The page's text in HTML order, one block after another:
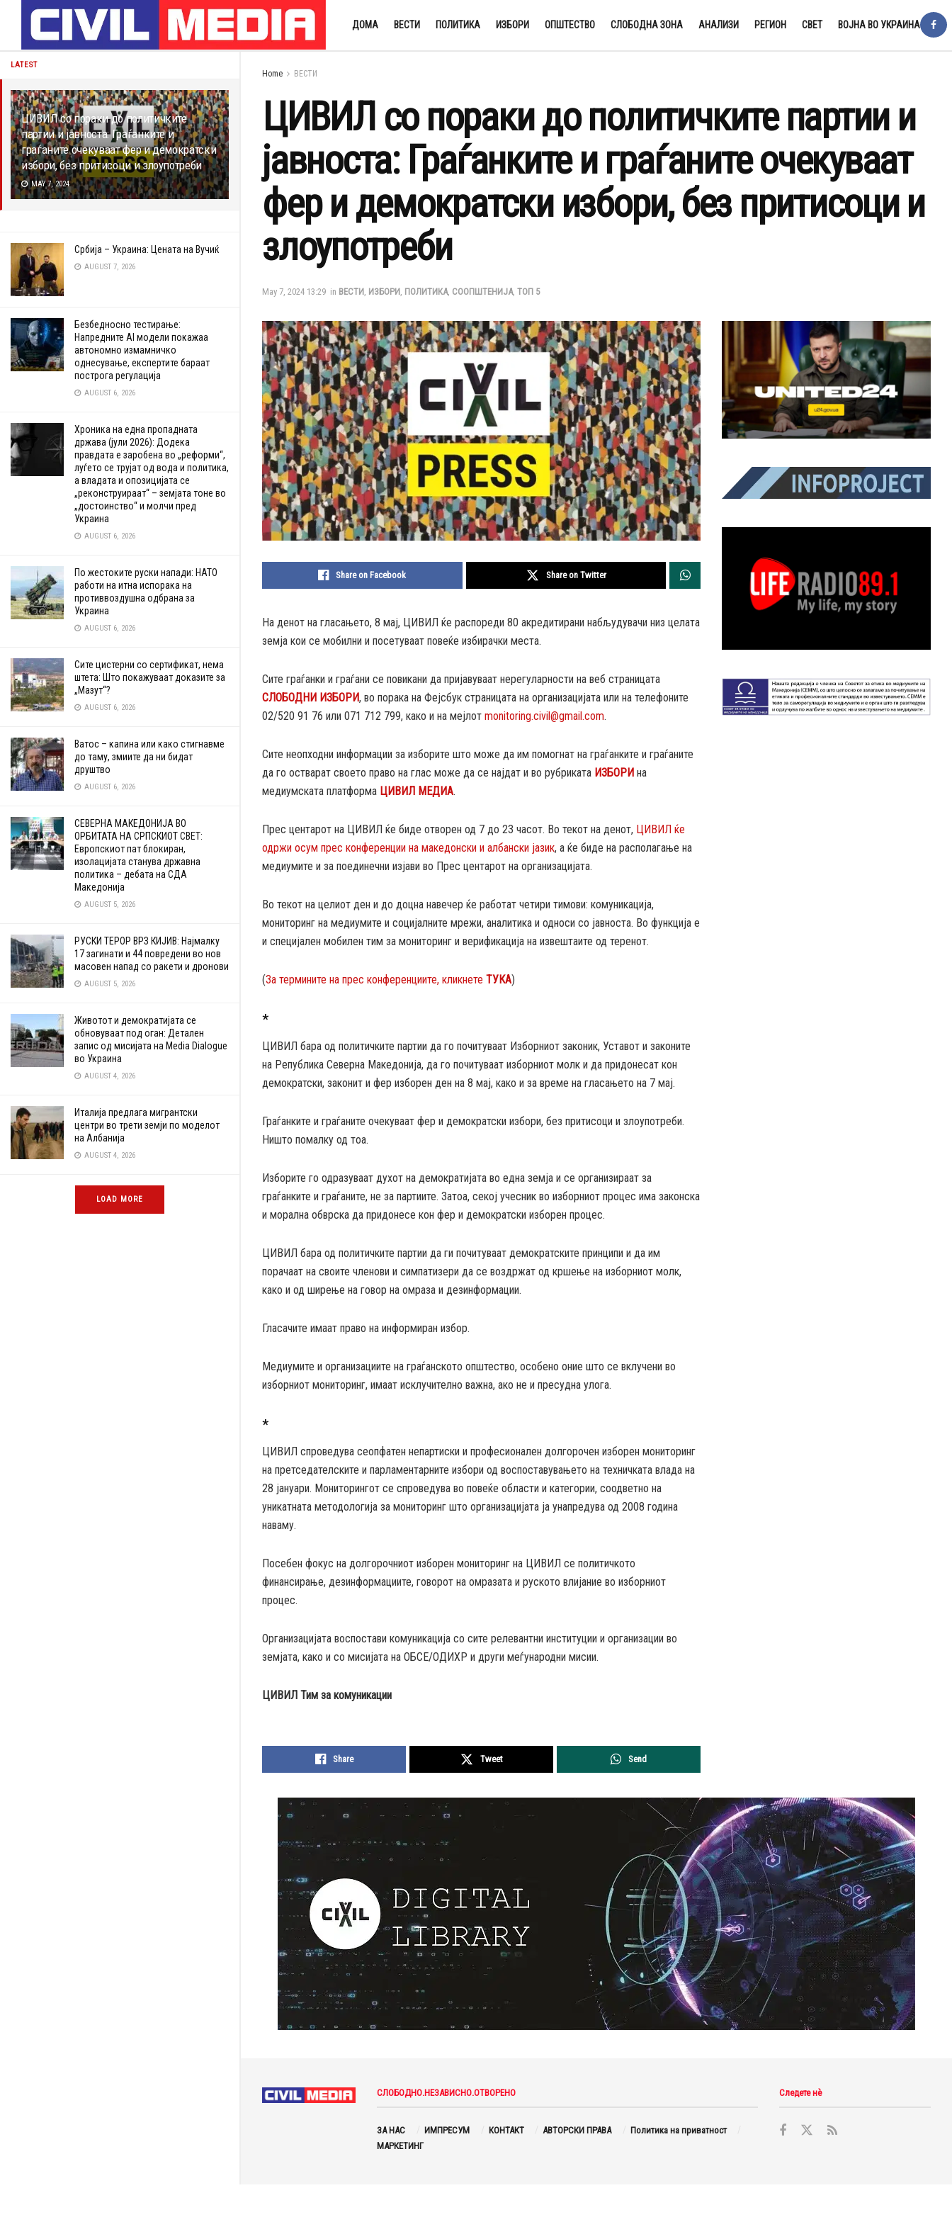
LATEST
ЦИВИЛ со пораки до политичките
партии и јавноста: Граѓанките и
граѓаните очекуваат фер и демократски
избори, без притисоци и злоупотреби
MAY 7, 2024
Србија – Украина: Цената на Вучиќ
AUGUST 7, 2026
Безбедносно тестирање:
Напредните AI модели покажаа
автономно измамничко
однесување, експертите бараат
построга регулација
AUGUST 6, 2026
Хроника на една пропадната
држава (јули 2026): Додека
правдата е заробена во „реформи“,
луѓето се трујат од вода и политика,
а владата и опозицијата се
„реконструираат“ – земјата тоне во
„достоинство“ и молчи пред
Украина
AUGUST 6, 2026
По жестоките руски напади: НАТО
работи на итна испорака на
противвоздушна одбрана за
Украина
AUGUST 6, 2026
Сите цистерни со сертификат, нема
штета: Што покажуваат доказите за
„Мазут“?
AUGUST 6, 2026
Ватос – капина или како стигнавме
до таму, змиите да ни бидат
друштво
AUGUST 6, 2026
СЕВЕРНА МАКЕДОНИЈА ВО
ОРБИТАТА НА СРПСКИОТ СВЕТ:
Европскиот пат блокиран,
изолацијата станува државна
политика – дебата на СДА
Македонија
AUGUST 5, 2026
РУСКИ ТЕРОР ВРЗ КИЈИВ: Најмалку
17 загинати и 44 повредени во нов
масовен напад со ракети и дронови
AUGUST 5, 2026
Животот и демократијата се
обновуваат под оган: Детален
запис од мисијата на Media Dialogue
во Украина
AUGUST 4, 2026
Италија предлага мигрантски
центри во трети земји по моделот
на Албанија
AUGUST 4, 2026
LOAD MORE
ДОМА ВЕСТИ ПОЛИТИКА ИЗБОРИ ОПШТЕСТВО СЛОБОДНА ЗОНА АНАЛИЗИ РЕГИОН СВЕТ ВОЈНА ВО УКРАИНА
Home ВЕСТИ
ЦИВИЛ со пораки до политичките партии и
јавноста: Граѓанките и граѓаните очекуваат
фер и демократски избори, без притисоци и
злоупотреби
May 7, 2024 13:29 in ВЕСТИ, ИЗБОРИ, ПОЛИТИКА, СООПШТЕНИЈА, ТОП 5
Share on Facebook Share on Twitter
На денот на гласањето, 8 мај, ЦИВИЛ ќе распореди 80 акредитирани набљудувачи низ целата
земја кои се мобилни и посетуваат повеќе избирачки места.
Сите граѓанки и граѓани се повикани да пријавуваат нерегуларности на веб страницата
СЛОБОДНИ ИЗБОРИ, во порака на Фејсбук страницата на организацијата или на телефоните
02/520 91 76 или 071 712 799, како и на мејлот monitoring.civil@gmail.com.
Сите неопходни информации за изборите што може да им помогнат на граѓанките и граѓаните
да го остварат своето право на глас може да се најдат и во рубриката ИЗБОРИ на
медиумската платформа ЦИВИЛ МЕДИА.
Прес центарот на ЦИВИЛ ќе биде отворен од 7 до 23 часот. Во текот на денот, ЦИВИЛ ќе
одржи осум прес конференции на македонски и албански јазик, а ќе биде на располагање на
медиумите и за поединечни изјави во Прес центарот на организацијата.
Во текот на целиот ден и до доцна навечер ќе работат четири тимови: комуникација,
мониторинг на медиумите и социјалните мрежи, аналитика и односи со јавноста. Во функција е
и специјален мобилен тим за мониторинг и верификација на извештаите од теренот.
(За термините на прес конференциите, кликнете ТУКА)
*
ЦИВИЛ бара од политичките партии да го почитуваат Изборниот законик, Уставот и законите
на Република Северна Македонија, да го почитуваат изборниот молк и да придонесат кон
демократски, законит и фер изборен ден на 8 мај, како и за време на гласањето на 7 мај.
Граѓанките и граѓаните очекуваат фер и демократски избори, без притисоци и злоупотреби.
Ништо помалку од тоа.
Изборите го одразуваат духот на демократијата во една земја и се организираат за
граѓанките и граѓаните, не за партиите. Затоа, секој учесник во изборниот процес има законска
и морална обврска да придонесе кон фер и демократски изборен процес.
ЦИВИЛ бара од политичките партии да ги почитуваат демократските принципи и да им
порачаат на своите членови и симпатизери да се воздржат од кршење на изборниот молк,
како и од ширење на говор на омраза и дезинформации.
Гласачите имаат право на информиран избор.
Медиумите и организациите на граѓанското општество, особено оние што се вклучени во
изборниот мониторинг, имаат исклучително важна, ако не и пресудна улога.
*
ЦИВИЛ спроведува сеопфатен непартиски и професионален долгорочен изборен мониторинг
на претседателските и парламентарните избори од воспоставувањето на техничката влада на
28 јануари. Мониторингот се спроведува во повеќе области и категории, соодветно на
уникатната методологија за мониторинг што организацијата ја унапредува од 2008 година
наваму.
Посебен фокус на долгорочниот изборен мониторинг на ЦИВИЛ се политичкото
финансирање, дезинформациите, говорот на омразата и руското влијание во изборниот
процес.
Организацијата воспостави комуникација со сите релевантни институции и организации во
земјата, како и со мисијата на ОБСЕ/ОДИХР и други меѓународни мисии.
ЦИВИЛ Тим за комуникации
Share Tweet Send
СЛОБОДНО.НЕЗАВИСНО.ОТВОРЕНО
ЗА НАС ИМПРЕСУМ КОНТАКТ АВТОРСКИ ПРАВА
Политика на приватност
МАРКЕТИНГ
Следете нè